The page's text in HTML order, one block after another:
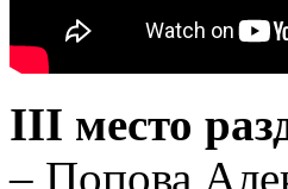
III место
– Попова